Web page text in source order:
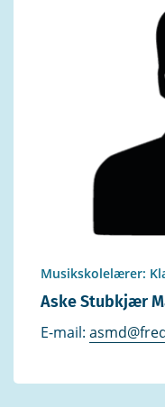
Musikskolelærer:
Aske Stubkjær
E-mail: